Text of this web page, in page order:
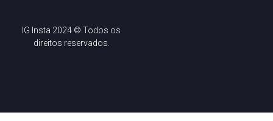
IG Insta 2024 © Todos os
direitos reservados.